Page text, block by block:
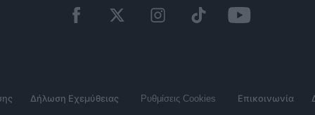
Δήλωση Εχεμύθειας Ρυθμίσεις Cookies Επικοινωνία